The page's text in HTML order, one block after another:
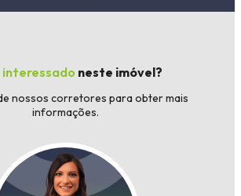
interessado neste imóvel?
nossos corretores para obter mais
informações.